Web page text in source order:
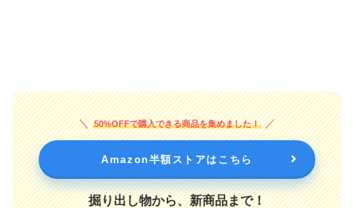
50%OFFで購入できる商品を集めました！
Amazon半額ストアはこちら
掘り出し物から、新商品まで！